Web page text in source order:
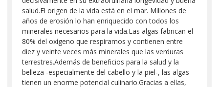
salud.El origen de la vida está en el mar. Millones de
años de erosión lo han enriquecido con todos los
minerales necesarios para la vida.Las algas fabrican el
80% del oxígeno que respiramos y contienen entre
diez y veinte veces más minerales que las verduras
terrestres.Además de beneficios para la salud y la
belleza -especialmente del cabello y la piel-, las algas
tienen un enorme potencial culinario.Gracias a ellas,